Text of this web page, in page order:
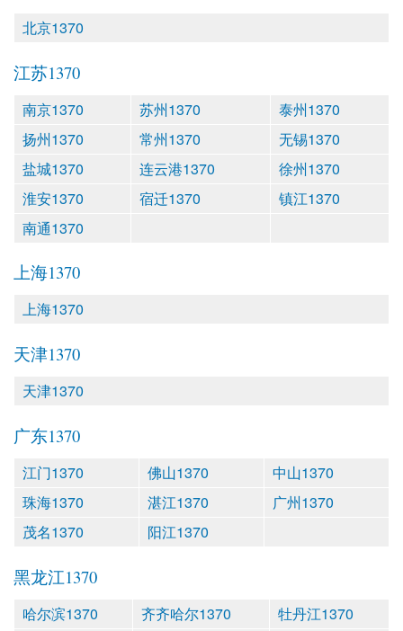
北京1370
江苏1370
南京1370 苏州1370
泰州1370
扬州1370
常州1370
无锡1370
盐城1370
连云港1370
徐州1370
淮安1370
宿迁1370
镇江1370
南通1370
上海1370
上海1370
天津1370
天津1370
广东1370
江门1370 佛山1370
中山1370
珠海1370
湛江1370
广州1370
茂名1370
阳江1370
黑龙江1370
哈尔滨1370 齐齐哈尔1370
牡丹江1370